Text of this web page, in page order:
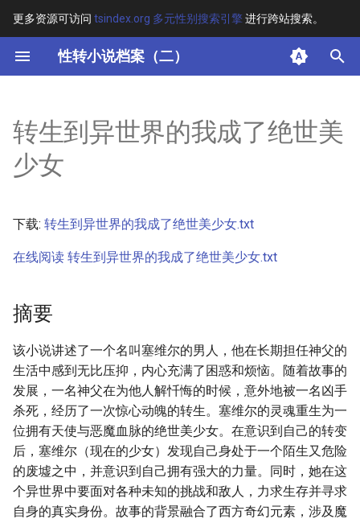
更多资源可访问 tsindex.org 多元性别搜索引擎进行跨站搜索。
性转小说档案（二）
键
开
始
索
其他信息
转生到异世界的我成了绝世美
少女
下载: 转生到异世界的我成了绝世美少女.txt
在线阅读 转生到异世界的我成了绝世美少女.txt
摘要
该小说讲述了一个名叫塞维尔的男人，他在长期担任神父的
生活中感到无比压抑，内心充满了困惑和烦恼。随着故事的
发展，一名神父在为他人解忏悔的时候，意外地被一名凶手
杀死，经历了一次惊心动魄的转生。塞维尔的灵魂重生为一
位拥有天使与恶魔血脉的绝世美少女。在意识到自己的转变
后，塞维尔（现在的少女）发现自己身处于一个陌生又危险
的废墟之中，并意识到自己拥有强大的力量。同时，她在这
个异世界中要面对各种未知的挑战和敌人，力求生存并寻求
自身的真实身份。故事的背景融合了西方奇幻元素，涉及魔